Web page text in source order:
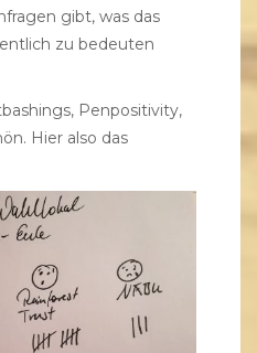
gibt, was das
zu bedeuten
Penpositivity,
Hier also das